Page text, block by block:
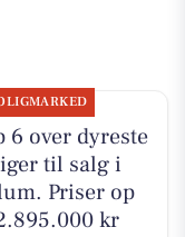
6 over dyreste
til salg i
Priser op
kr